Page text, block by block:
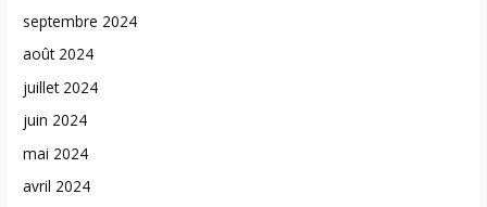
septembre 2024
août 2024
juillet 2024
juin 2024
mai 2024
avril 2024